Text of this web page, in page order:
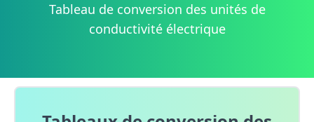
Tableau de conversion des unités de
conductivité électrique